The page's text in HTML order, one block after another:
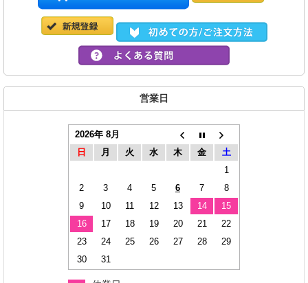
営業日
2026年 8月
日
月 火 水 木 金
土
1
2
3 4 5 6 7
8
9
10 11 12 13 14
15
16
17 18 19 20 21
22
23
24 25 26 27 28
29
30
31